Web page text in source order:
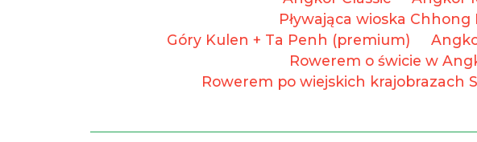
Pływająca wioska
Góry Kulen + Ta Penh (premium)
Rowerem o świcie w
Rowerem po wiejskich krajobrazach